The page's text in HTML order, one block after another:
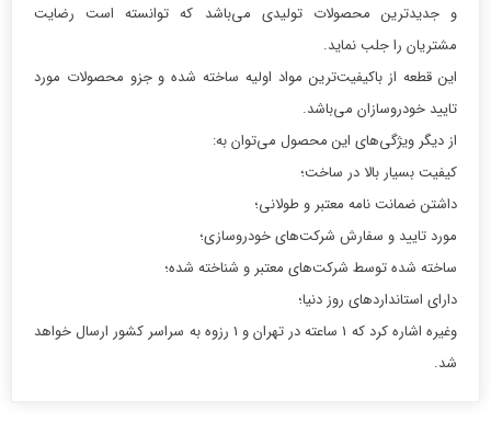
و جدیدترین محصولات تولیدی می‌باشد که توانسته است رضایت
مشتریان را جلب نماید.
این قطعه از باکیفیت‌ترین مواد اولیه ساخته شده و جزو محصولات مورد
تایید خودروسازان می‌باشد.
از دیگر ویژگی‌های این محصول می‌توان به:
کیفیت بسیار بالا در ساخت؛
داشتن ضمانت نامه معتبر و طولانی؛
مورد تایید و سفارش شرکت‌های خودروسازی؛
ساخته شده توسط شرکت‌های معتبر و شناخته شده؛
دارای استانداردهای روز دنیا؛
وغیره اشاره کرد که 1 ساعته در تهران و 1 رزوه به سراسر کشور ارسال خواهد
شد.